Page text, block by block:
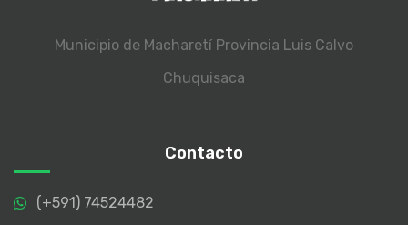
Municipio de Macharetí Provincia Luis Calvo
Chuquisaca
Contacto
(+591) 74524482